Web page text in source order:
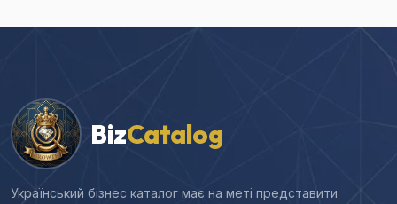
BizCatalog
Український бізнес каталог має на меті представити